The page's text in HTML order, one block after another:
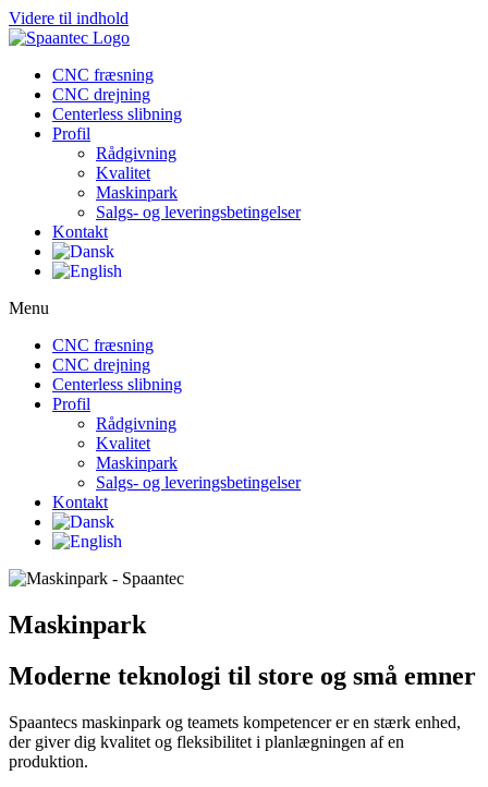
Videre til indhold
CNC fræsning
CNC drejning
Centerless slibning
Profil
Rådgivning
Kvalitet
Maskinpark
Salgs- og leveringsbetingelser
Kontakt
Menu
CNC fræsning
CNC drejning
Centerless slibning
Profil
Rådgivning
Kvalitet
Maskinpark
Salgs- og leveringsbetingelser
Kontakt
Maskinpark
Moderne teknologi til store og små emner
Spaantecs maskinpark og teamets kompetencer er en stærk enhed,
der giver dig kvalitet og fleksibilitet i planlægningen af en
produktion.